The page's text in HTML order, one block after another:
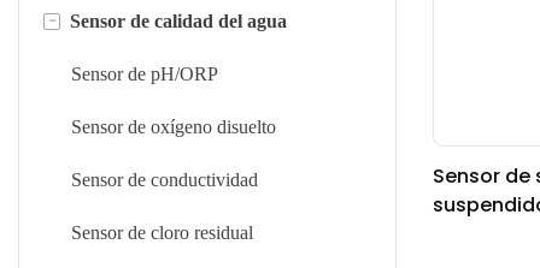
Medidor de oxígeno disuelto
Medidor de conductividad en línea
Medidor industrial de pH/ORP
Medidor de cloro residual
Analizador de DBO de DQO en
- Sensor de calidad del agua
Sensor de pH/ORP
Sensor de oxígeno disuelto
Sensor de conductividad
Sensor de cloro residual
Sensor de